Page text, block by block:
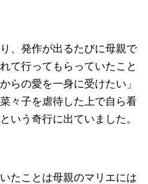
、発作が出るたびに母親で
て行ってもらっていたこと
らの愛を一身に受けたい」
々子を虐待した上で自ら看
いう奇行に出ていました。
たことは母親のマリエには